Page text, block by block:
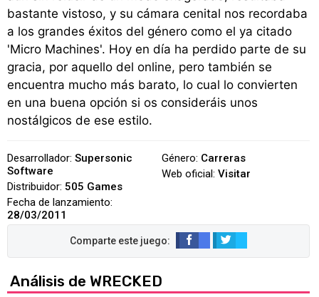
bastante vistoso, y su cámara cenital nos recordaba
a los grandes éxitos del género como el ya citado
'Micro Machines'. Hoy en día ha perdido parte de su
gracia, por aquello del online, pero también se
encuentra mucho más barato, lo cual lo convierten
en una buena opción si os consideráis unos
nostálgicos de ese estilo.
Desarrollador: Supersonic
Software
Distribuidor: 505 Games
Fecha de lanzamiento:
28/03/2011
Género: Carreras
Web oficial: Visitar
Análisis de WRECKED